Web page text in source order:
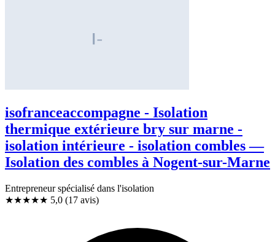
isofranceaccompagne - Isolation
thermique extérieure bry sur marne -
isolation intérieure - isolation combles —
Isolation des combles à Nogent-sur-Marne
Entrepreneur spécialisé dans l'isolation
★★★★★ 5,0 (17 avis)